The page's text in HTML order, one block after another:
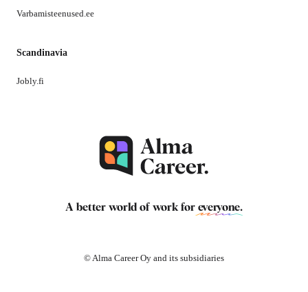
Varbamisteenused.ee
Scandinavia
Jobly.fi
A better world of work for everyone.
© Alma Career Oy and its subsidiaries